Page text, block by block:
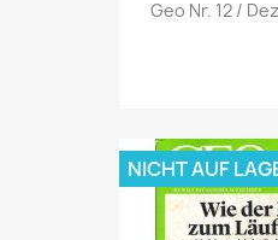
Geo Nr. 12 /
NICHT AUF